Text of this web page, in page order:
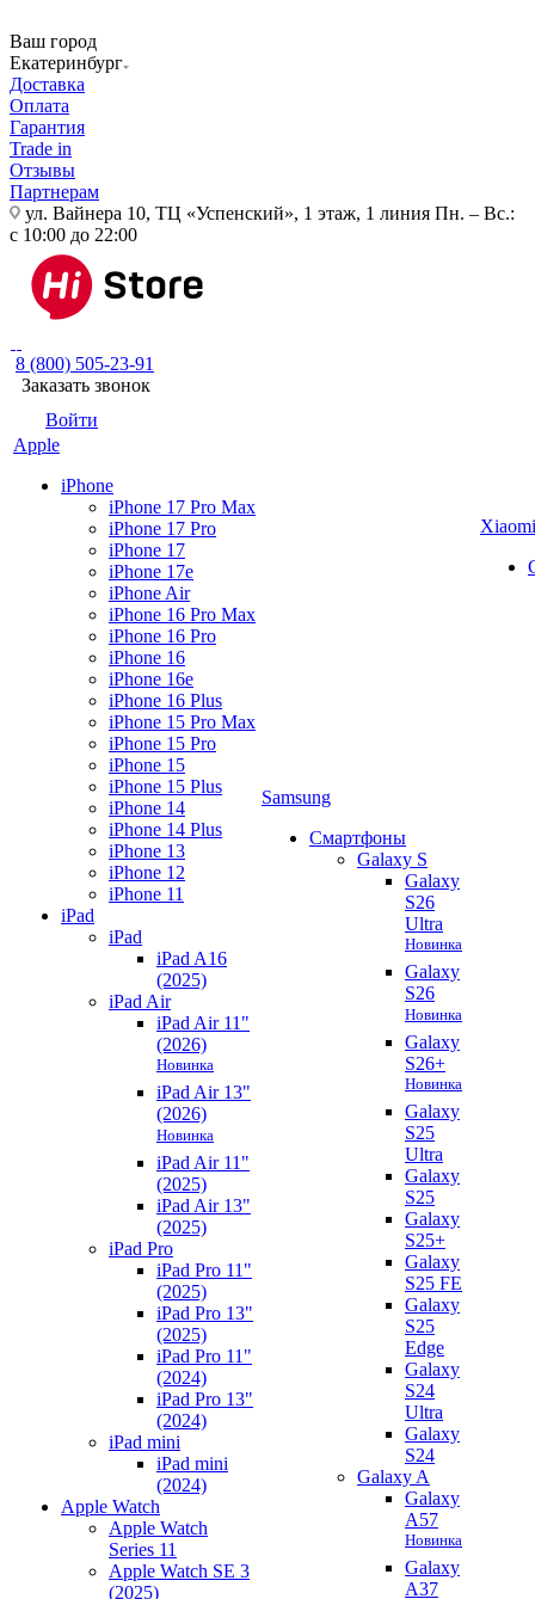
Ваш город
Екатеринбург
Доставка
Оплата
Гарантия
Trade in
Отзывы
Партнерам
ул. Вайнера 10, ТЦ «Успенский», 1 этаж, 1 линия Пн. – Вс.:
с 10:00 до 22:00
8 (800) 505-23-91
Заказать звонок
Войти
Apple
iPhone
iPhone 17 Pro Max
iPhone 17 Pro
iPhone 17
iPhone 17e
iPhone Air
iPhone 16 Pro Max
iPhone 16 Pro
iPhone 16
iPhone 16e
iPhone 16 Plus
iPhone 15 Pro Max
iPhone 15 Pro
iPhone 15
iPhone 15 Plus
iPhone 14
iPhone 14 Plus
iPhone 13
iPhone 12
iPhone 11
iPad
iPad
iPad A16
(2025)
iPad Air
iPad Air 11"
(2026)
Новинка
iPad Air 13"
(2026)
Новинка
iPad Air 11"
(2025)
iPad Air 13"
(2025)
iPad Pro
iPad Pro 11"
(2025)
iPad Pro 13"
(2025)
iPad Pro 11"
(2024)
iPad Pro 13"
(2024)
iPad mini
iPad mini
(2024)
Apple Watch
Apple Watch
Series 11
Apple Watch SE 3
(2025)
Samsung
Смартфоны
Galaxy S
Galaxy
S26
Ultra
Новинка
Galaxy
S26
Новинка
Galaxy
S26+
Новинка
Galaxy
S25
Ultra
Galaxy
S25
Galaxy
S25+
Galaxy
S25 FE
Galaxy
S25
Edge
Galaxy
S24
Ultra
Galaxy
S24
Galaxy A
Galaxy
A57
Новинка
Galaxy
A37
Xiaomi